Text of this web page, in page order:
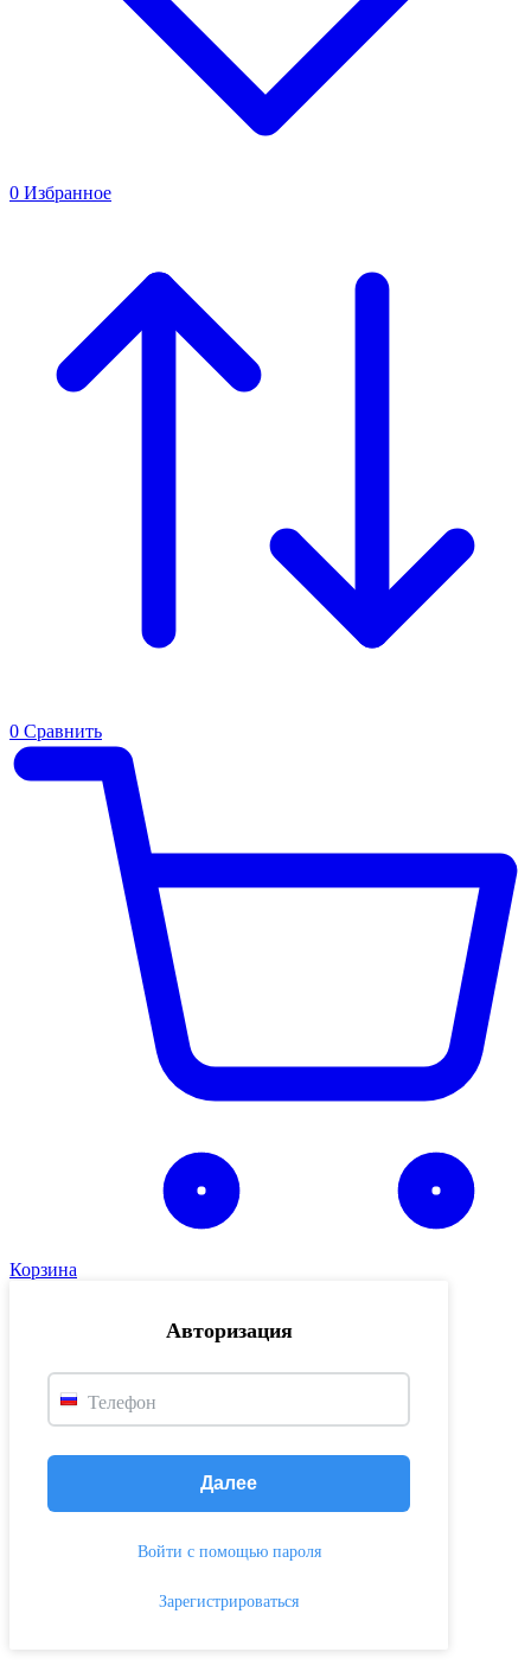
0 Избранное
0 Сравнить
Корзина
Авторизация
Телефон
Далее
Войти с помощью пароля
Зарегистрироваться